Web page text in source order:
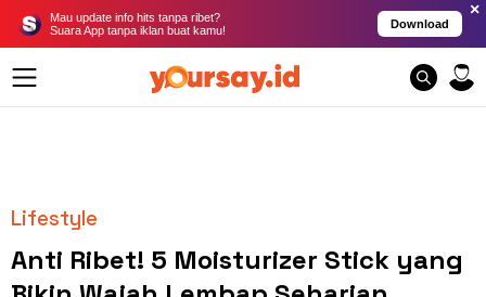
Mau update info hits tanpa ribet?
Suara App tanpa iklan buat kamu!
Download
×
Lifestyle
Anti Ribet! 5 Moisturizer Stick yang